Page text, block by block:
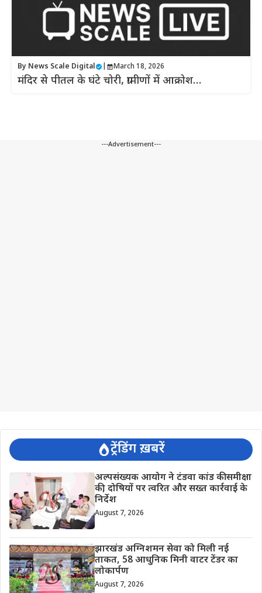
By News Scale Digital March 18, 2026
मंदिर से पीतल के घंटे चोरी, ग्रामीणों में आक्रोश…
---Advertisement---
ट्रेंडिंग ख़बरें
अल्पसंख्यक आयोग ने टंडवा कांड की समीक्षा
की, दोषियों पर त्वरित और सख्त कार्रवाई के
निर्देश
August 7, 2026
झारखंड अग्निशमन सेवा को मिली नई
ताकत, 58 आधुनिक मिनी वाटर टेंडर का
लोकार्पण
August 7, 2026